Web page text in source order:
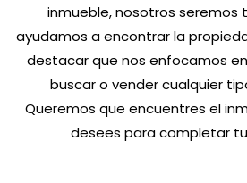
inmueble, nosotros seremos
ayudamos a encontrar la
destacar que nos enfocamos
buscar o vender cualquier
Queremos que encuentres el
desees para completar